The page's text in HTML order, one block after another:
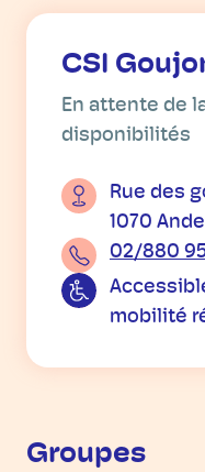
CSI
En attente de
disponibilités
Rue des
1070
02/880
mobilité
Groupes